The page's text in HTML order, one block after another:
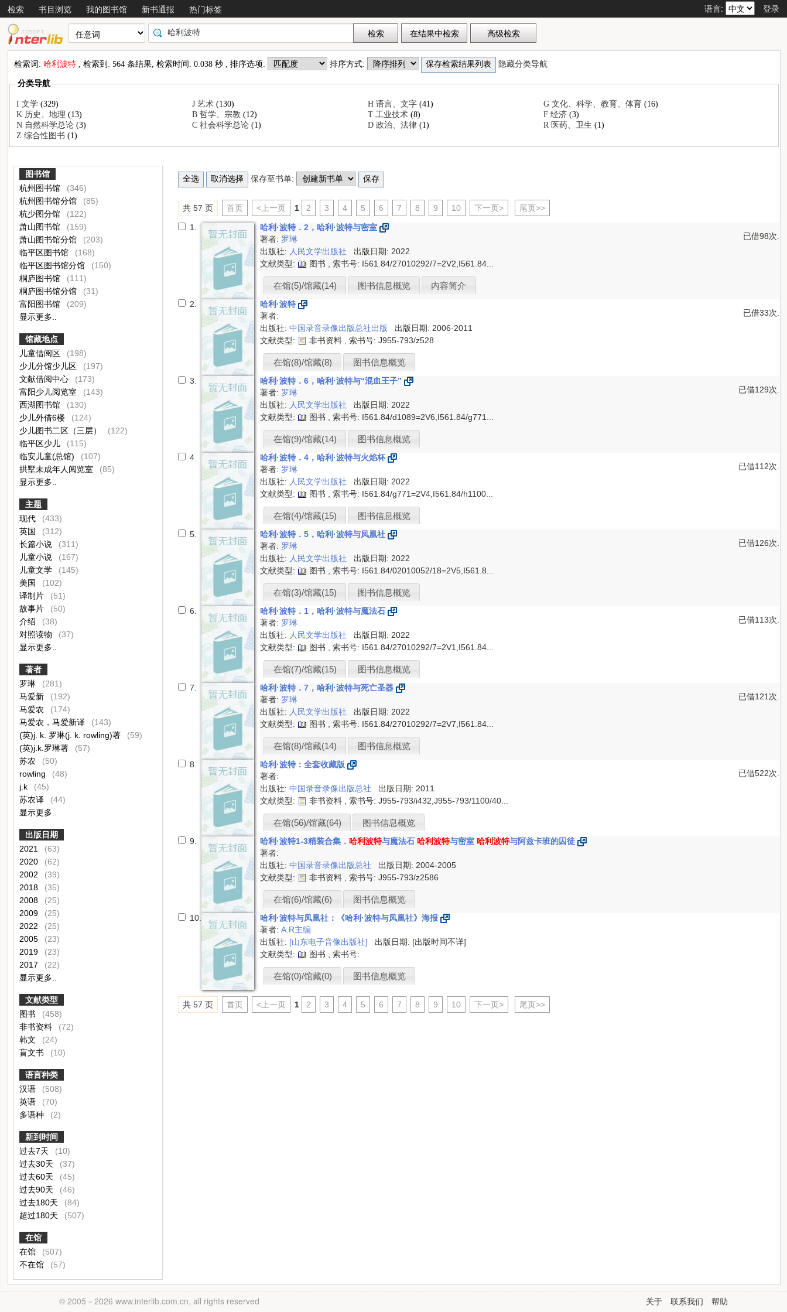
检索 书目浏览 我的图书馆 新书通报 热门标签 语言: 登录
检索词:哈利波特 , 检索到: 564 条结果, 检索时间: 0.038 秒 , 排序选项: 排序方式: 隐藏分类导航
分类导航
I 文学 (329) J 艺术 (130) H 语言、文字 (41) G 文化、科学、教育、体育 (16)
K 历史、地理 (13) B 哲学、宗教 (12) T 工业技术 (8) F 经济 (3)
N 自然科学总论 (3) C 社会科学总论 (1) D 政治、法律 (1) R 医药、卫生 (1)
Z 综合性图书 (1)
图书馆
杭州图书馆
(346)
杭州图书馆分馆
(85)
杭少图分馆
(122)
萧山图书馆
(159)
萧山图书馆分馆
(203)
临平区图书馆
(168)
临平区图书馆分馆
(150)
桐庐图书馆
(111)
桐庐图书馆分馆
(31)
富阳图书馆
(209)
显示更多..
馆藏地点
儿童借阅区
(198)
少儿分馆少儿区
(197)
文献借阅中心
(173)
富阳少儿阅览室
(143)
西湖图书馆
(130)
少儿外借6楼
(124)
少儿图书二区（三层）
(122)
临平区少儿
(115)
临安儿童(总馆)
(107)
拱墅未成年人阅览室
(85)
显示更多..
主题
现代
(433)
英国
(312)
长篇小说
(311)
儿童小说
(167)
儿童文学
(145)
美国
(102)
译制片
(51)
故事片
(50)
介绍
(38)
对照读物
(37)
显示更多..
著者
罗琳
(281)
马爱新
(192)
马爱农
(174)
马爱农，马爱新译
(143)
(英)j. k. 罗琳(j. k. rowling)著
(59)
(英)j.k.罗琳著
(57)
苏农
(50)
rowling
(48)
j.k
(45)
苏农译
(44)
显示更多..
出版日期
2021
(63)
2020
(62)
2002
(39)
2018
(35)
2008
(25)
2009
(25)
2022
(25)
2005
(23)
2019
(23)
2017
(22)
显示更多..
文献类型
图书
(458)
非书资料
(72)
韩文
(24)
盲文书
(10)
语言种类
汉语
(508)
英语
(70)
多语种
(2)
新到时间
过去7天
(10)
过去30天
(37)
过去60天
(45)
过去90天
(46)
过去180天
(84)
超过180天
(507)
在馆
在馆
(507)
不在馆
(57)
保存至书单:
共 57 页 首页 <上一页 1 2 3 4 5 6 7 8 9 10 下一页> 尾页>>
1.
哈利·波特．2，哈利·波特与密室
已借98次.
著者: 罗琳
出版社: 人民文学出版社
出版日期: 2022
文献类型:
图书 , 索书号: I561.84/27010292/7=2V2,I561.84...
在馆(5)/馆藏(14) 图书信息概览 内容简介
2.
哈利·波特
已借33次.
著者:
出版社:中国录音录像出版总社出版
出版日期: 2006-2011
文献类型:
非书资料 , 索书号:J955-793/z528
在馆(8)/馆藏(8) 图书信息概览
3.
哈利·波特．6，哈利·波特与“混血王子”
已借129次.
著者: 罗琳
出版社: 人民文学出版社
出版日期: 2022
文献类型:
图书 , 索书号: I561.84/d1089=2V6,I561.84/g771...
在馆(9)/馆藏(14) 图书信息概览
4.
哈利·波特．4，哈利·波特与火焰杯
已借112次.
著者: 罗琳
出版社: 人民文学出版社
出版日期: 2022
文献类型:
图书 , 索书号: I561.84/g771=2V4,I561.84/h1100...
在馆(4)/馆藏(15) 图书信息概览
5.
哈利·波特．5，哈利·波特与凤凰社
已借126次.
著者: 罗琳
出版社: 人民文学出版社
出版日期: 2022
文献类型:
图书 , 索书号: I561.84/02010052/18=2V5,I561.8...
在馆(3)/馆藏(15) 图书信息概览
6.
哈利·波特．1，哈利·波特与魔法石
已借113次.
著者: 罗琳
出版社: 人民文学出版社
出版日期: 2022
文献类型:
图书 , 索书号: I561.84/27010292/7=2V1,I561.84...
在馆(7)/馆藏(15) 图书信息概览
7.
哈利·波特．7，哈利·波特与死亡圣器
已借121次.
著者: 罗琳
出版社: 人民文学出版社
出版日期: 2022
文献类型:
图书 , 索书号: I561.84/27010292/7=2V7,I561.84...
在馆(8)/馆藏(14) 图书信息概览
8.
哈利·波特：全套收藏版
已借522次.
著者:
出版社:中国录音录像出版总社
出版日期: 2011
文献类型:
非书资料 , 索书号:J955-793/i432,J955-793/1100/40...
在馆(56)/馆藏(64) 图书信息概览
9. 哈利·波特1-3精装合集．哈利波特与魔法石哈利波特与密室哈利波特与阿兹卡班的囚徒
著者:
出版社:中国录音录像出版总社
出版日期: 2004-2005
文献类型:
非书资料 , 索书号:J955-793/z2586
在馆(6)/馆藏(6) 图书信息概览
10.
哈利·波特与凤凰社：《哈利·波特与凤凰社》海报
著者:A.R主编
出版社: [山东电子音像出版社]
出版日期: [出版时间不详]
文献类型:
图书 , 索书号:
在馆(0)/馆藏(0) 图书信息概览
共 57 页 首页 <上一页 1 2 3 4 5 6 7 8 9 10 下一页> 尾页>>
© 2005－ 2026 www.interlib.com.cn, all rights reserved 关于 联系我们 帮助